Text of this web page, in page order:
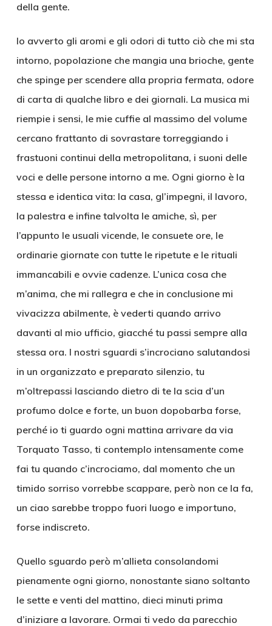
della gente.
Io avverto gli aromi e gli odori di tutto ciò che mi sta
intorno, popolazione che mangia una brioche, gente
che spinge per scendere alla propria fermata, odore
di carta di qualche libro e dei giornali. La musica mi
riempie i sensi, le mie cuffie al massimo del volume
cercano frattanto di sovrastare torreggiando i
frastuoni continui della metropolitana, i suoni delle
voci e delle persone intorno a me. Ogni giorno è la
stessa e identica vita: la casa, gl’impegni, il lavoro,
la palestra e infine talvolta le amiche, sì, per
l’appunto le usuali vicende, le consuete ore, le
ordinarie giornate con tutte le ripetute e le rituali
immancabili e ovvie cadenze. L’unica cosa che
m’anima, che mi rallegra e che in conclusione mi
vivacizza abilmente, è vederti quando arrivo
davanti al mio ufficio, giacché tu passi sempre alla
stessa ora. I nostri sguardi s’incrociano salutandosi
in un organizzato e preparato silenzio, tu
m’oltrepassi lasciando dietro di te la scia d’un
profumo dolce e forte, un buon dopobarba forse,
perché io ti guardo ogni mattina arrivare da via
Torquato Tasso, ti contemplo intensamente come
fai tu quando c’incrociamo, dal momento che un
timido sorriso vorrebbe scappare, però non ce la fa,
un ciao sarebbe troppo fuori luogo e importuno,
forse indiscreto.
Quello sguardo però m’allieta consolandomi
pienamente ogni giorno, nonostante siano soltanto
le sette e venti del mattino, dieci minuti prima
d’iniziare a lavorare. Ormai ti vedo da parecchio